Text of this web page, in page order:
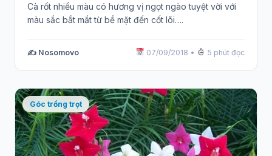
Cà rốt nhiều màu có hương vị ngọt ngào tuyệt vời với
màu sắc bắt mắt từ bề mặt đến cốt lõi….
✍️ Nosomovo 07/09/2018 • 5 phút đọc
Góc trồng trọt